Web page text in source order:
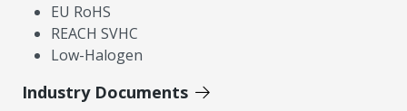
EU RoHS
REACH SVHC
Low-Halogen
Industry Documents